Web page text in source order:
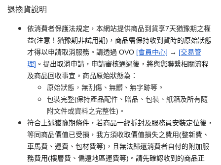
退換貨說明
依消費者保護法規定，本網站提供商品到貨享7天猶豫期之權
益(注意！猶豫期非試用期)，商品需保持收到貨時的原始狀態
才得以申請取消服務。請透過 OVO [會員中心] → [交易管
理] 。提出取消申請，申請審核通過後，將與您聯繫相關流程
及商品回收事宜。商品原始狀態為：
原始狀態，無刮傷、無髒、無字跡等。
包裝完整(保持產品配件、贈品、包裝、紙箱及所有隨
附文件或資料之完整性)。
符合上述猶豫期條件，若商品一經拆封及服務員安裝定位後，
等同商品價值已受損，我方須收取價值損失之費用(整新費、
車馬費、運費、包材費等)，且無法歸還消費者自付的附加服
務費用(樓層費、偏遠地區運費等)。請先確認收到的商品正